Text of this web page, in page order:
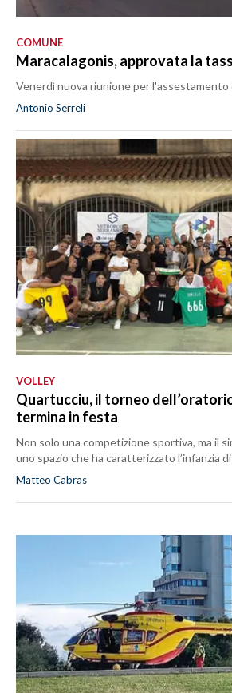
COMUNE
Maracalagonis, approvata la
Venerdì nuova riunione per l'assestamento
Antonio Serreli
VOLLEY
Quartucciu, il torneo
termina in festa
Non solo una competizione sportiva, ma il
uno spazio che ha caratterizzato l’infanzia
Matteo Cabras